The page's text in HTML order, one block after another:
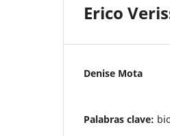
Erico
Denise Mota
Palabras clave: